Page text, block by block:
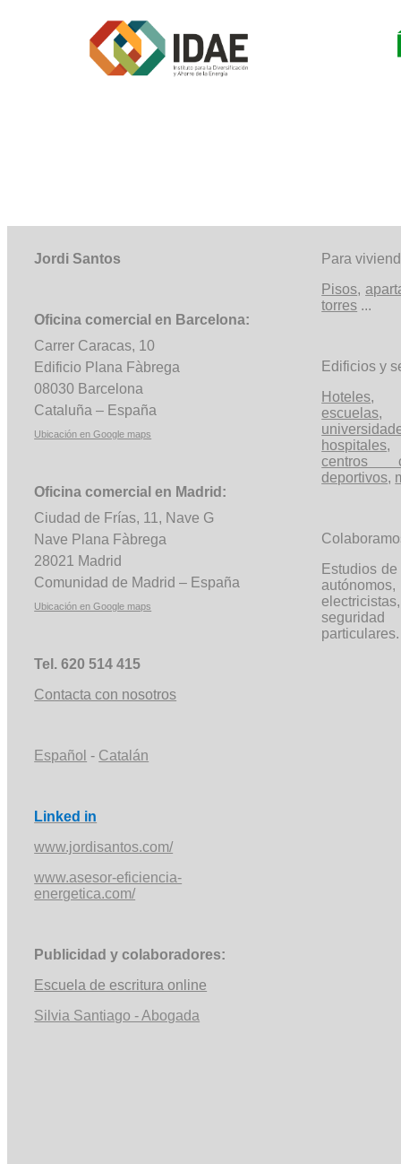
Jordi Santos
Oficina comercial en Barcelona:
Carrer Caracas, 10
Edificio Plana Fàbrega
08030 Barcelona
Cataluña – España
Ubicación en Google maps
Oficina comercial en Madrid:
Ciudad de Frías, 11, Nave G
Nave Plana Fàbrega
28021 Madrid
Comunidad de Madrid – España
Ubicación en Google maps
Tel. 620 514 415
Contacta con nosotros
Español - Catalán
Linked in
www.jordisantos.com/
www.asesor-eficiencia-
energetica.com/
Publicidad y colaboradores:
Escuela de escritura online
Silvia Santiago - Abogada
Para
Pisos,
torres ...
Edificios y
Hoteles
escuelas
hospitales,
centros
deportivos,
Estudios
particulares.